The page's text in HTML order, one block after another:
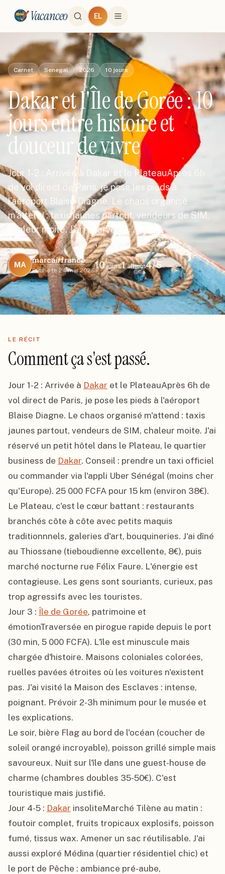
Vacanceo EL
Carnet Senegal 2026 10 jours
Dakar et l'Île de Gorée : 10
jours entre histoire et
douceur de vivre
Jour 1-2 : Arrivée à Dakar et le PlateauAprès 6h
de vol direct de Paris, je pose les pieds à
l'aéroport Blaise Diagne. Le chaos organisé
m'attend : taxis jaunes partout, vendeurs de SIM,
chaleur moite. J'ai réservé un…
MA
marcairfrance
Publié le 24 mai 2026
10jours1album4/5
LE RÉCIT
Comment ça s'est passé.
Jour 1-2 : Arrivée à Dakar et le PlateauAprès 6h de
vol direct de Paris, je pose les pieds à l'aéroport
Blaise Diagne. Le chaos organisé m'attend : taxis
jaunes partout, vendeurs de SIM, chaleur moite. J'ai
réservé un petit hôtel dans le Plateau, le quartier
business de Dakar. Conseil : prendre un taxi officiel
ou commander via l'appli Uber Sénégal (moins cher
qu'Europe). 25 000 FCFA pour 15 km (environ 38€).
Le Plateau, c'est le cœur battant : restaurants
branchés côte à côte avec petits maquis
traditionnnels, galeries d'art, bouquineries. J'ai dîné
au Thiossane (tieboudienne excellente, 8€), puis
marché nocturne rue Félix Faure. L'énergie est
contagieuse. Les gens sont souriants, curieux, pas
trop agressifs avec les touristes.
Jour 3 : Île de Gorée, patrimoine et
émotionTraversée en pirogue rapide depuis le port
(30 min, 5 000 FCFA). L'île est minuscule mais
chargée d'histoire. Maisons coloniales colorées,
ruelles pavées étroites où les voitures n'existent
pas. J'ai visité la Maison des Esclaves : intense,
poignant. Prévoir 2-3h minimum pour le musée et
les explications.
Le soir, bière Flag au bord de l'océan (coucher de
soleil orangé incroyable), poisson grillé simple mais
savoureux. Nuit sur l'île dans une guest-house de
charme (chambres doubles 35-50€). C'est
touristique mais justifié.
Jour 4-5 : Dakar insoliteMarché Tilène au matin :
foutoir complet, fruits tropicaux explosifs, poisson
fumé, tissus wax. Amener un sac réutilisable. J'ai
aussi exploré Médina (quartier résidentiel chic) et
le port de Pêche : ambiance pré-aube,